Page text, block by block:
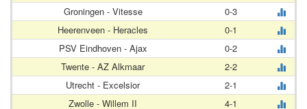
Groningen - Vitesse
0-3
Heerenveen - Heracles
0-1
PSV Eindhoven - Ajax
0-2
Twente - AZ Alkmaar
2-2
Utrecht - Excelsior
2-1
Zwolle - Willem II
4-1